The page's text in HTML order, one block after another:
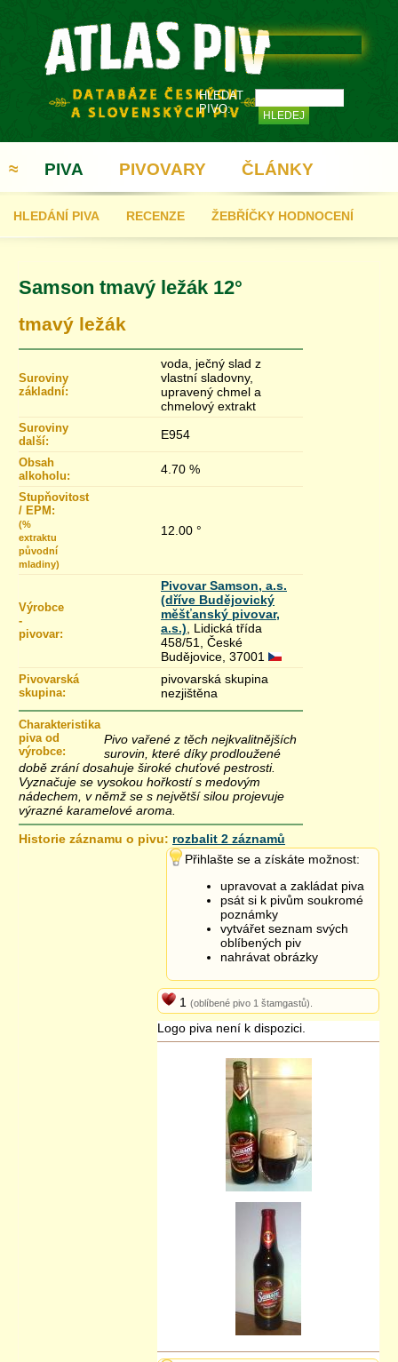
HLEDAT
PIVO:
≈ PIVA
HLEDÁNÍ PIVA RECENZE ŽEBŘÍČKY HODNOCENÍ
PIVOVARY ČLÁNKY
REGISTRACE
Samson tmavý ležák 12°
tmavý ležák
Suroviny
základní:
voda, ječný slad z
vlastní sladovny,
upravený chmel a
chmelový extrakt
Suroviny
další:
E954
Obsah
alkoholu:
4.70 %
Stupňovitost
/ EPM:
(%
extraktu
původní
mladiny)
12.00 °
Výrobce
-
pivovar:
Pivovar Samson, a.s.
(dříve Budějovický
měšťanský pivovar,
a.s.) , Lidická třída
458/51, České
Budějovice, 37001
Pivovarská
skupina:
pivovarská skupina
nezjištěna
Charakteristika
piva od
výrobce:
Pivo vařené z těch nejkvalitnějších
surovin, které díky prodloužené
době zrání dosahuje široké chuťové pestrosti.
Vyznačuje se vysokou hořkostí s medovým
nádechem, v němž se s největší silou projevuje
výrazné karamelové aroma.
Historie záznamu o pivu: rozbalit 2 záznamů
Přihlašte se a získáte možnost:
upravovat a zakládat piva
psát si k pivům soukromé
poznámky
vytvářet seznam svých
oblíbených piv
nahrávat obrázky
1 (oblíbené pivo 1 štamgastů).
Logo piva není k dispozici.